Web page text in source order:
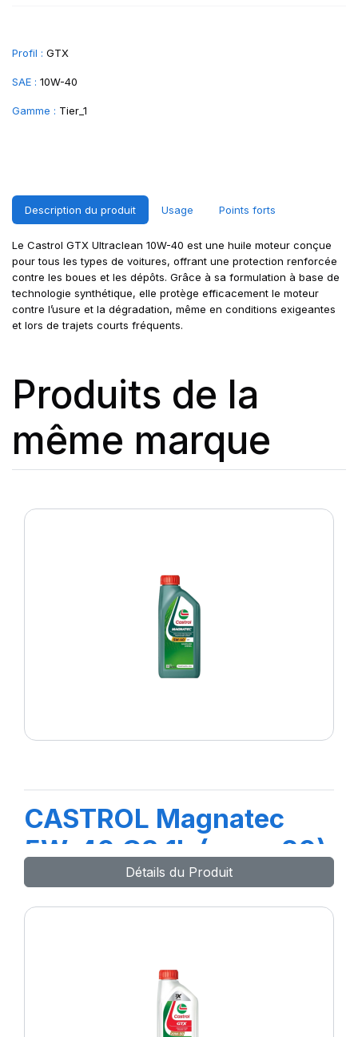
Profil : GTX
SAE : 10W-40
Gamme : Tier_1
Description du produit Usage Points forts
Le Castrol GTX Ultraclean 10W-40 est une huile moteur conçue
pour tous les types de voitures, offrant une protection renforcée
contre les boues et les dépôts. Grâce à sa formulation à base de
technologie synthétique, elle protège efficacement le moteur
contre l’usure et la dégradation, même en conditions exigeantes
et lors de trajets courts fréquents.
Produits de la
même marque
CASTROL Magnatec
5W-40 C3 1L (nouv 20)
Détails du Produit